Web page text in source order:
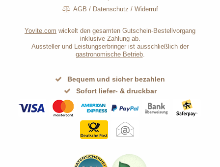
AGB / Datenschutz /Widerruf
Yovite.com wickelt den gesamten Gutschein-Bestellvorgang
inklusive Zahlung ab.
Aussteller und Leistungserbringer ist ausschließlich der
gastronomische Betrieb.
Bequem und sicher bezahlen
Sofort liefer- & druckbar